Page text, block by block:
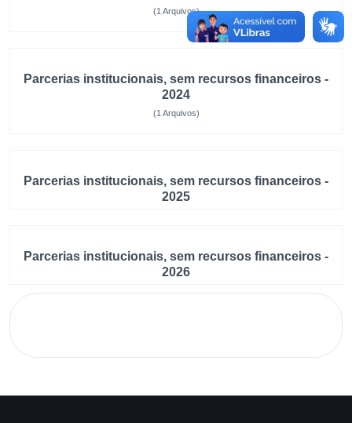
(1 Arquivos)
Parcerias institucionais, sem recursos financeiros -
2024
(1 Arquivos)
Parcerias institucionais, sem recursos financeiros -
2025
Parcerias institucionais, sem recursos financeiros -
2026